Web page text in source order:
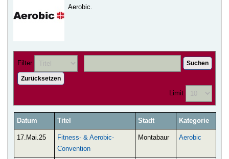
Aerobic.
Filter Suchen
Zurücksetzen
Limit
Datum Titel Stadt Kategorie
17.Mai.25
Fitness- & Aerobic-
Convention
Montabaur Aerobic